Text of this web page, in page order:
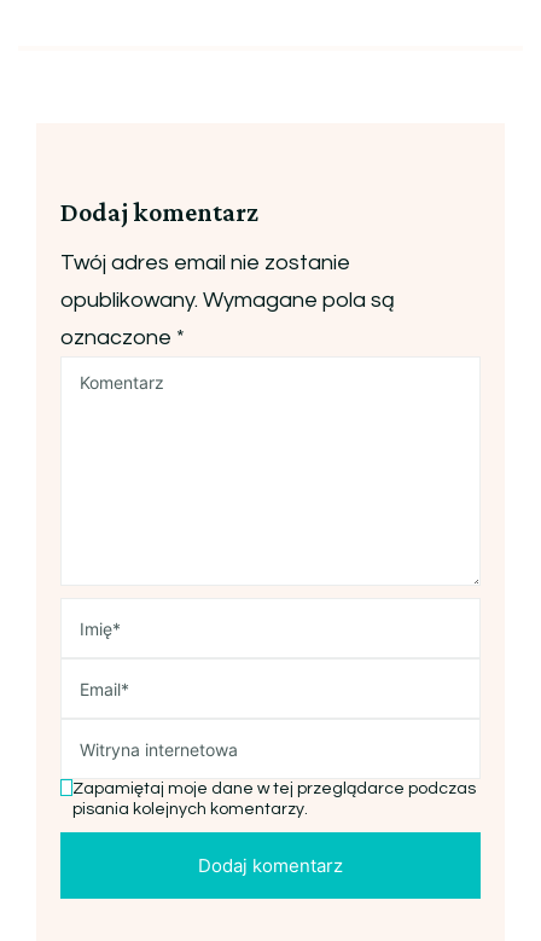
Dodaj komentarz
Twój adres email nie zostanie
opublikowany. Wymagane pola są
oznaczone *
Zapamiętaj moje dane w tej przeglądarce podczas
pisania kolejnych komentarzy.